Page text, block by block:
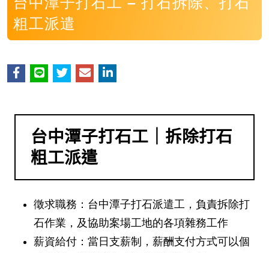
粗工派遣
台中潭子打石工｜拆除打石
粗工派遣
徵求職務 ：台中潭子打石派遣工，負責拆除打
石作業，及協助案場工地的各項雜務工作
薪資給付 ：當日支薪制，薪酬支付方式可以個